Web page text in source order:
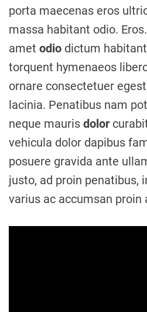
porta maecenas eros
massa habitant odio.
amet odio dictum
torquent hymenaeos
ornare consectetuer
lacinia. Penatibus nam
neque mauris dolor
vehicula dolor dapibus
posuere gravida ante
justo, ad proin penatibus,
varius ac accumsan proin